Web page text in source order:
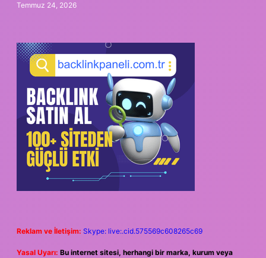
Temmuz 24, 2026
Reklam ve İletişim: Skype: live:.cid.575569c608265c69
Yasal Uyarı: Bu internet sitesi, herhangi bir marka, kurum veya